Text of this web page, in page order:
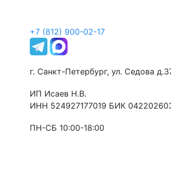
+7 (812) 900-02-17
г. Санкт-Петербург, ул. Седова
ИП Исаев Н.В.
ИНН 524927177019 БИК
ПН-СБ 10:00-18:00